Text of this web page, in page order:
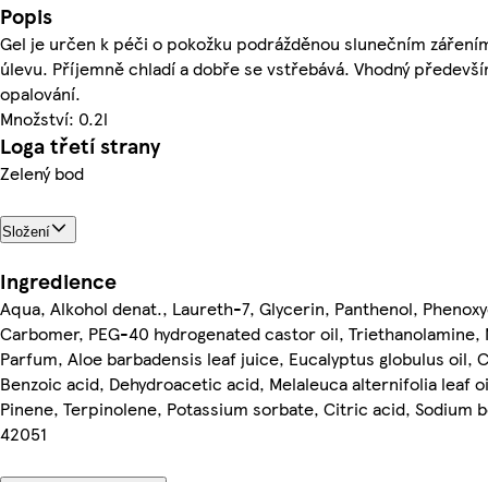
Popis
Gel je určen k péči o pokožku podrážděnou slunečním
úlevu. Příjemně chladí a dobře se vstřebává. Vhodný
opalování.
Množství: 0.2l
Loga třetí strany
Zelený bod
Složení
Ingredience
Aqua, Alkohol denat., Laureth-7, Glycerin, Panthenol,
Carbomer, PEG-40 hydrogenated castor oil, Triethanolamine,
Parfum, Aloe barbadensis leaf juice, Eucalyptus globulus oil,
Benzoic acid, Dehydroacetic acid, Melaleuca alternifolia leaf
Pinene, Terpinolene, Potassium sorbate, Citric acid, Sodium
42051